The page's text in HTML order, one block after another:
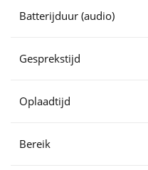
Batterijduur (audio)
Gesprekstijd
Oplaadtijd
Bereik